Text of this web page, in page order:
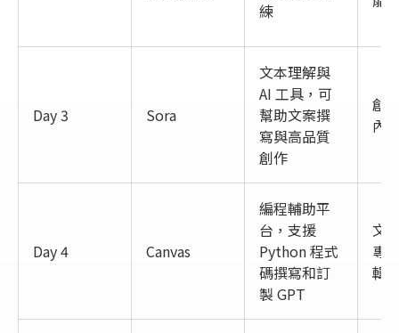
練
Day 3 Sora
文本理解與
AI 工具，可
幫助文案撰
寫與高品質
創作
創
內
Day 4 Canvas
編程輔助平
台，支援
Python 程式
碼撰寫和訂
製 GPT
文
專
輯